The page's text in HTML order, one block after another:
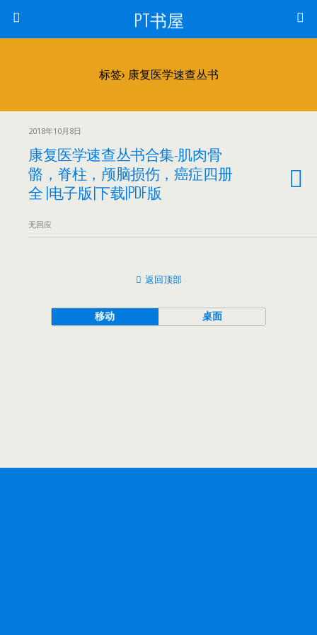
PT书屋
标签› 康复医学速查丛书
2018年10月8日
康复医学速查丛书合集-肌肉骨
骼，脊柱，颅脑损伤，癌症四册
全 |电子版|下载|PDF版
无回应
返回顶部
移动 桌面